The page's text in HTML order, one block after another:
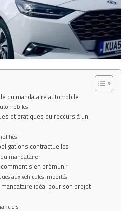
du mandataire automobile
et pratiques du recours à un
contractuelles
du mandataire
s’en prémunir
aux véhicules importés
idéal pour son projet